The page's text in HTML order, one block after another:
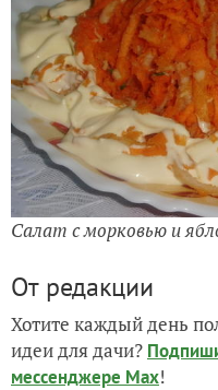
Салат с морковью и
От редакции
Хотите каждый день
идеи для дачи?
мессенджере Max!